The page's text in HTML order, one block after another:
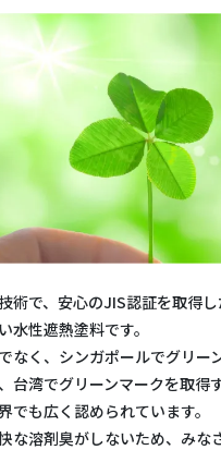
術で、安心のJIS認証を取得
水性遮熱塗料です。
なく、シンガポールでグリー
台湾でグリーンマークを取得
でも広く認められています。
な溶剤臭がしないため、みな